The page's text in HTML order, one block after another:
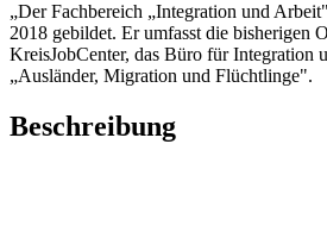
„Der Fachbereich „Integration und
2018 gebildet. Er umfasst die bisherigen
KreisJobCenter, das Büro für Integration
„Ausländer, Migration und Flüchtlinge".
Beschreibung